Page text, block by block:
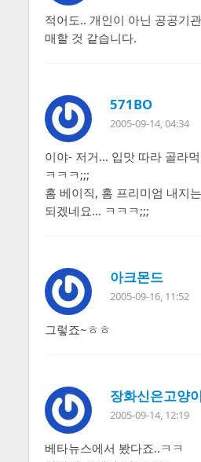
적어도.. 개인이 아닌 공공기
매할 것 같습니다.
571BO
2005-09-14, 04:34
이야- 저거… 입맛 따라 골라
ㅋㅋㅋ;;;
홈 베이직, 홈 프리미엄 내지
되겠네요… ㅋㅋㅋ;;;
아크몬드
2005-09-16, 11:52
그렇죠~ㅎㅎ
장화신은고양이
2005-09-14, 12:19
베타뉴스에서 봤다죠..ㅋㅋ